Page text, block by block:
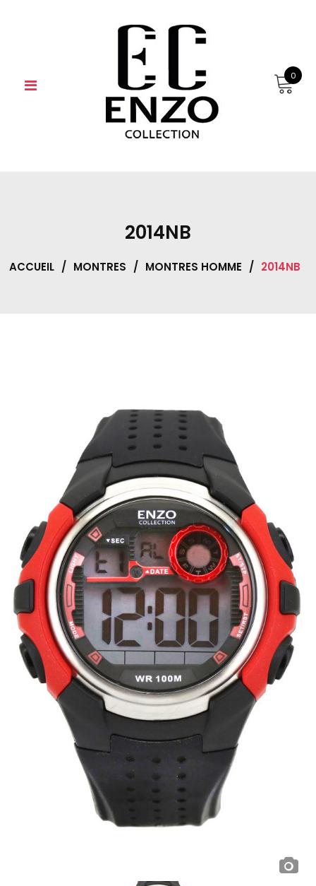
0
2014NB
ACCUEIL / MONTRES / MONTRES HOMME / 2014NB